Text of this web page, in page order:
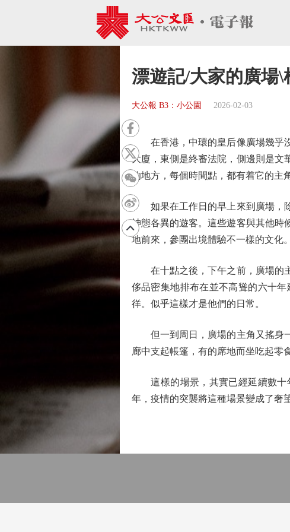
漂遊記/大家的廣場\
大公報 B3：小公園 2026-02-03
在香港，中環的皇后像廣場幾乎沒
大廈，東側是終審法院，側邊則是文
的地方，每個時間點，都有着它的主角
如果在工作日的早上來到廣場，除
神態各異的遊客。這些遊客與其他時
地前來，參團出境體驗不一樣的文化。
在十點之後，下午之前，廣場的主
侈品密集地排布在並不高聳的六十
徉。似乎這樣才是他們的日常。
但一到周日，廣場的主角又搖身一
廊中支起帳篷，有的席地而坐吃起零
這樣的場景，其實已經延續數十
年，疫情的突襲將這種場景變成了奢